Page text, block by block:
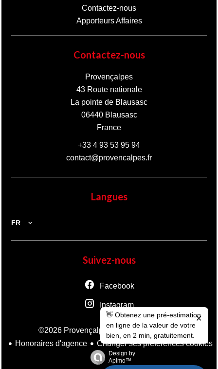
Contactez-nous
Apporteurs Affaires
Contactez-nous
Provençalpes
43 Route nationale
La pointe de Blausasc
06440Blausasc
France
+33 4 93 53 95 94
contact@provencalpes.fr
Langues
FR
Suivez-nous
Facebook
Instagram
©2026 Provençalpes
Mentions légales
Honoraires d'agence
Changer ses préférences cookies
Design by
Apimo™
👋 Obtenez une pré-estimation
en ligne de la valeur de votre
bien, en 2 min, gratuitement.
✕